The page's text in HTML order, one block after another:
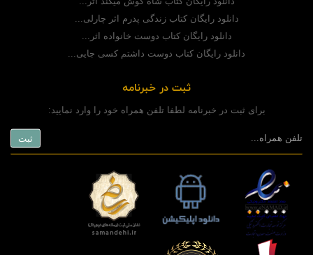
دانلود رایگان کتاب زندگی پدرم اثر چارلی...
دانلود رایگان کتاب دوست خانواده اثر...
دانلود رایگان کتاب دوست داشتم کسی جایی...
ثبت در خبرنامه
برای ثبت در خبرنامه لطفا تلفن همراه خود را وارد نمایید: